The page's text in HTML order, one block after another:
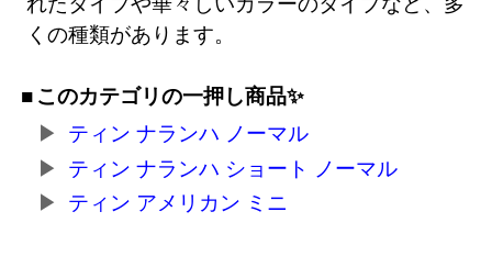
くの種類があります。
このカテゴリの一押し商品✨
ティン ナランハ ノーマル
ティン ナランハ ショート ノーマル
ティン アメリカン ミニ